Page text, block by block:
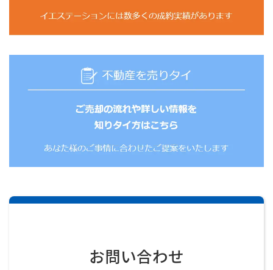
8．苦情の受付窓口
護団体等はありません。
お問い合わせ